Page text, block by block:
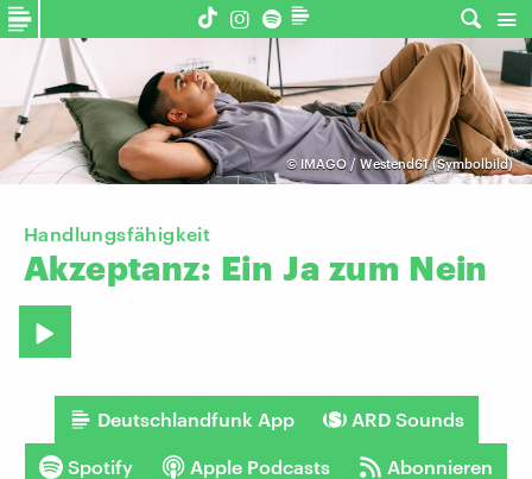
© IMAGO / Westend61 (Symbolbild)
Handlungsfähigkeit
Akzeptanz: Ein Ja zum Nein
Deutschlandfunk App ARD Sounds
Spotify Apple Podcasts Abonnieren